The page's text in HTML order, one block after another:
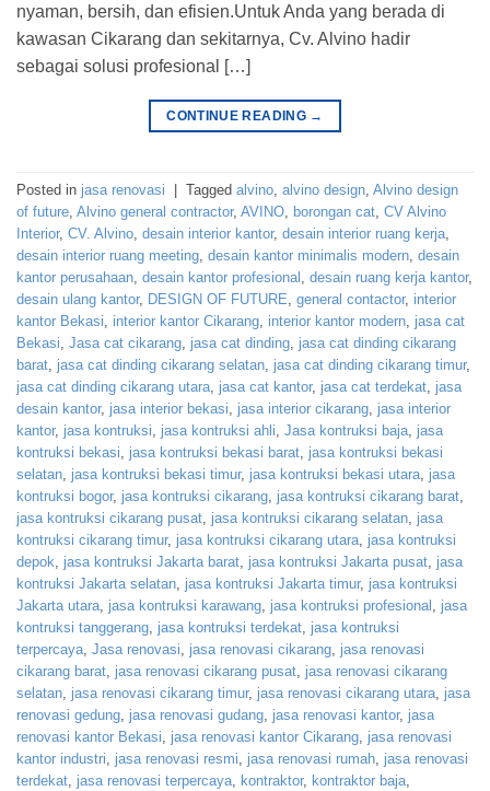
nyaman, bersih, dan efisien.Untuk Anda yang berada di
kawasan Cikarang dan sekitarnya, Cv. Alvino hadir
sebagai solusi profesional […]
CONTINUE READING →
Posted in jasa renovasi Tagged alvino, alvino design, Alvino design
of future, Alvino general contractor, AVINO, borongan cat, CV Alvino
Interior, CV. Alvino, desain interior kantor, desain interior ruang kerja,
desain interior ruang meeting, desain kantor minimalis modern, desain
kantor perusahaan, desain kantor profesional , desain ruang kerja kantor,
desain ulang kantor, DESIGN OF FUTURE, general contactor, interior
kantor Bekasi, interior kantor Cikarang, interior kantor modern, jasa cat
Bekasi, Jasa cat cikarang, jasa cat dinding, jasa cat dinding cikarang
barat, jasa cat dinding cikarang selatan, jasa cat dinding cikarang timur,
jasa cat dinding cikarang utara, jasa cat kantor, jasa cat terdekat, jasa
desain kantor, jasa interior bekasi, jasa interior cikarang, jasa interior
kantor, jasa kontruksi, jasa kontruksi ahli, Jasa kontruksi baja, jasa
kontruksi bekasi, jasa kontruksi bekasi barat, jasa kontruksi bekasi
selatan, jasa kontruksi bekasi timur, jasa kontruksi bekasi utara, jasa
kontruksi bogor, jasa kontruksi cikarang, jasa kontruksi cikarang barat,
jasa kontruksi cikarang pusat, jasa kontruksi cikarang selatan, jasa
kontruksi cikarang timur, jasa kontruksi cikarang utara, jasa kontruksi
depok, jasa kontruksi Jakarta barat, jasa kontruksi Jakarta pusat, jasa
kontruksi Jakarta selatan, jasa kontruksi Jakarta timur, jasa kontruksi
Jakarta utara, jasa kontruksi karawang, jasa kontruksi profesional , jasa
kontruksi tanggerang, jasa kontruksi terdekat, jasa kontruksi
terpercaya, Jasa renovasi, jasa renovasi cikarang, jasa renovasi
cikarang barat, jasa renovasi cikarang pusat, jasa renovasi cikarang
selatan, jasa renovasi cikarang timur, jasa renovasi cikarang utara, jasa
renovasi gedung, jasa renovasi gudang, jasa renovasi kantor, jasa
renovasi kantor Bekasi, jasa renovasi kantor Cikarang, jasa renovasi
kantor industri, jasa renovasi resmi, jasa renovasi rumah, jasa renovasi
terdekat, jasa renovasi terpercaya, kontraktor, kontraktor baja,